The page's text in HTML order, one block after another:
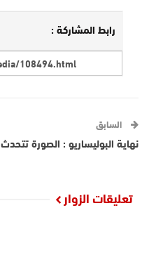
رابط المشاركة :
السابق
نهاية البوليساريو : الصورة تتحدث
تعليقات الزوار